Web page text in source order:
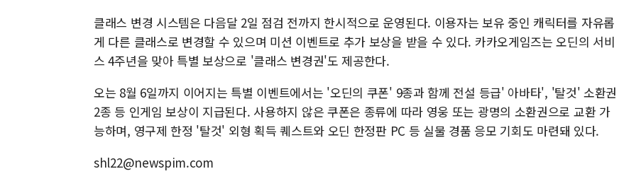
클래스 변경 시스템은 다음달 2일 점검 전까지 한시적으로 운영된다. 이용자는 보유 중인 캐릭터를 자유롭
게 다른 클래스로 변경할 수 있으며 미션 이벤트로 추가 보상을 받을 수 있다. 카카오게임즈는 오딘의 서비
스 4주년을 맞아 특별 보상으로 '클래스 변경권'도 제공한다.
오는 8월 6일까지 이어지는 특별 이벤트에서는 '오딘의 쿠폰' 9종과 함께 전설 등급' 아바타', '탈것' 소환권
2종 등 인게임 보상이 지급된다. 사용하지 않은 쿠폰은 종류에 따라 영웅 또는 광명의 소환권으로 교환 가
능하며, 영구제 한정 '탈것' 외형 획득 퀘스트와 오딘 한정판 PC 등 실물 경품 응모 기회도 마련돼 있다.
shl22@newspim.com